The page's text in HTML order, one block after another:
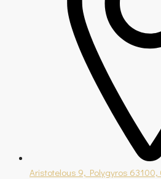
Aristotelous 9, Polygyros 63100,